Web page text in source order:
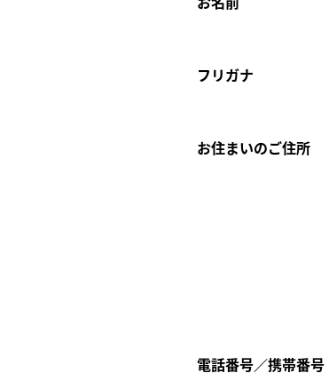
フリガナ
お住まいのご住所
電話番号／携帯番号